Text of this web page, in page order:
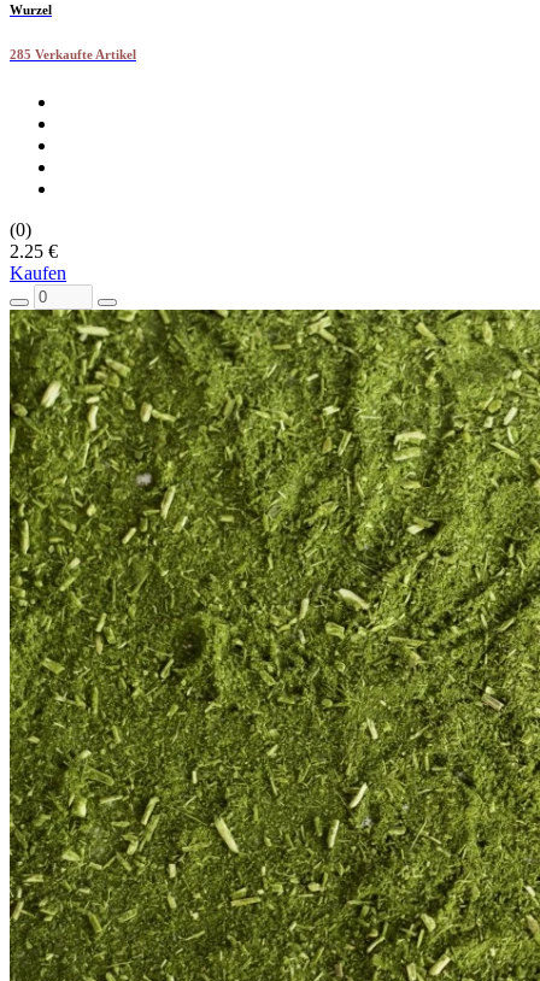
Wurzel
285 Verkaufte Artikel
(0)
2.25 €
Kaufen